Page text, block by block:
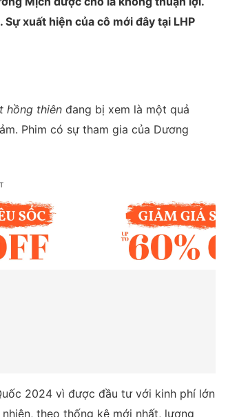
xuất hiện của cô mới đây tại LHP
hồng thiên đang bị xem là một quả
Phim có sự tham gia của Dương
2024 vì được đầu tư với kinh phí lớn
theo thống kê mới nhất, lượng